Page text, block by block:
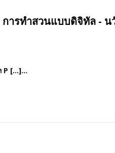
การทำสวนแบบดิจิทัล -
P […]...